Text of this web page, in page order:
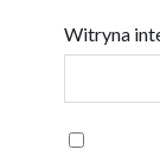
Witryna